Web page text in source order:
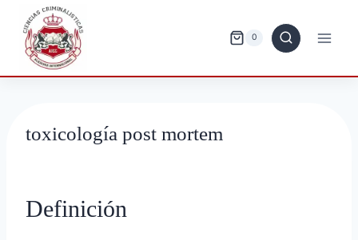
Saltar
contenido
0
toxicología post mortem
Definición